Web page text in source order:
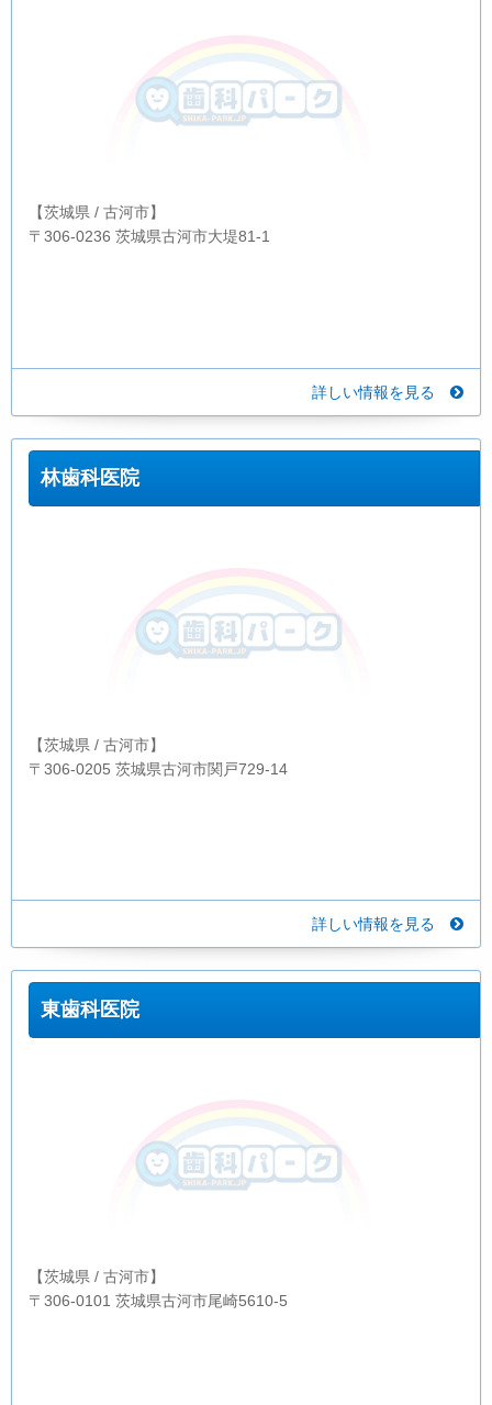
【茨城県 / 古河市】
〒306-0236 茨城県古河市大堤81-1
詳しい情報を見る
林歯科医院
【茨城県 / 古河市】
〒306-0205 茨城県古河市関戸729-14
詳しい情報を見る
東歯科医院
【茨城県 / 古河市】
〒306-0101 茨城県古河市尾崎5610-5